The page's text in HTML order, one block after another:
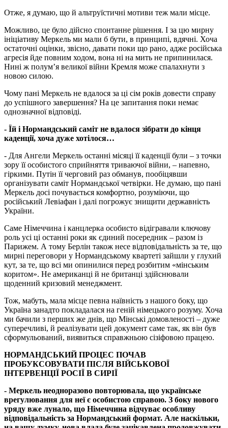
Отже, я думаю, що й альтруїстичні мотиви теж мали місце.
Можливо, це було дійсно спонтанне рішення. І за цю мирну
ініціативу Меркель ми мали б бути, в принципі, вдячні. Хоча
остаточні оцінки, звісно, давати поки що рано, адже російська
агресія йде повним ходом, вона ні на мить не припинилася.
Нині ж полум’я великої війни Кремля може спалахнути з
новою силою.
Чому пані Меркель не вдалося за ці сім років довести справу
до успішного завершення? На це запитання поки немає
однозначної відповіді.
- Їй і Нормандський саміт не вдалося зібрати до кінця
каденції, хоча дуже хотілося…
- Для Ангели Меркель останні місяці її каденції були – з точки
зору її особистого сприйняття триваючої війни, – напевно,
гіркими. Путін її черговий раз обманув, пообіцявши
організувати саміт Нормандської четвірки. Не думаю, що пані
Меркель досі почувається комфортно, розуміючи, що
російський Левіафан і далі погрожує знищити державність
України.
Саме Німеччина і канцлерка особисто відігравали ключову
роль усі ці останні роки як єдиний посередник – разом із
Парижем. А тому Берлін також несе відповідальність за те, що
мирні переговори у Нормандському квартеті зайшли у глухий
кут, за те, що всі ми опинилися перед розбитим «мінським
коритом». Не американці й не британці здійснювали
щоденний кризовий менеджмент.
Тож, мабуть, мала місце певна наївність з нашого боку, що
Україна занадто покладалася на геній німецького розуму. Хоча
ми бачили з перших же днів, що Мінські домовленості – дуже
суперечливі, й реалізувати цей документ саме так, як він був
сформульований, виявиться справжньою сізіфовою працею.
НОРМАНДСЬКИЙ ПРОЦЕС ПОЧАВ
ПРОБУКСОВУВАТИ ПІСЛЯ ВІЙСЬКОВОЇ
ІНТЕРВЕНЦІЇ РОСІЇ В СИРІЇ
- Меркель неодноразово повторювала, що українське
врегулювання для неї є особистою справою. З боку нового
уряду вже лунало, що Німеччина відчуває особливу
відповідальність за Нормандський формат. Але наскільки,